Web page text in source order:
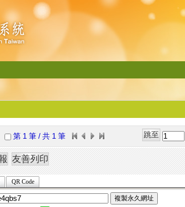
第 1 筆 / 共 1 筆
QR Code
複製永久網址